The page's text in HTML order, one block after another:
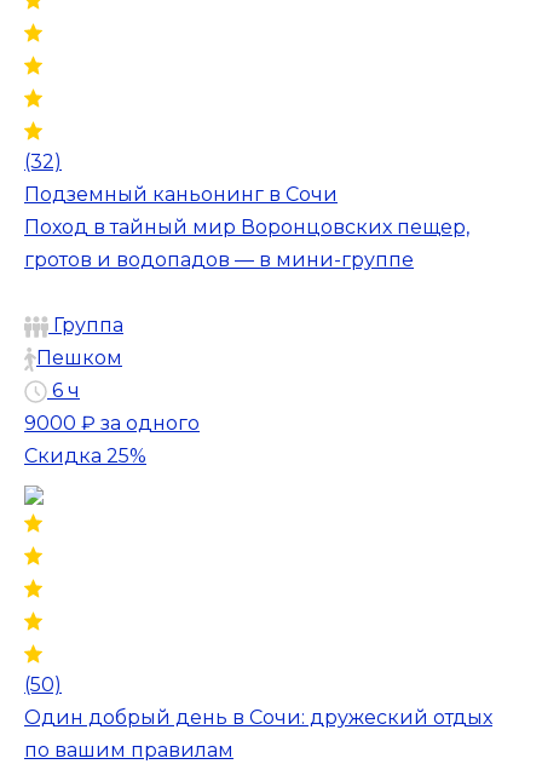
(32)
Подземный каньонинг в Сочи
Поход в тайный мир Воронцовских пещер,
гротов и водопадов — в мини-группе
Группа
Пешком
6 ч
9000 ₽ за одного
Скидка 25%
(50)
Один добрый день в Сочи: дружеский отдых
по вашим правилам